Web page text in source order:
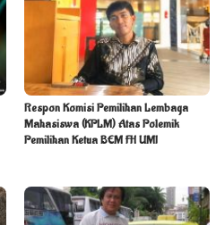
Respon Komisi Pemilihan Lembaga
Mahasiswa (KPLM) Atas Polemik
Pemilihan Ketua BEM FH UMI